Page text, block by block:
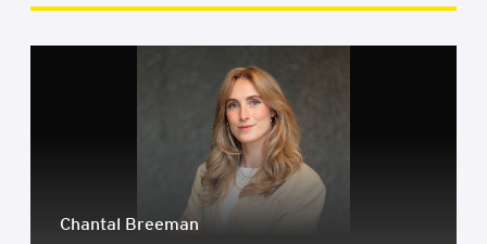
Chan­tal Bree­man